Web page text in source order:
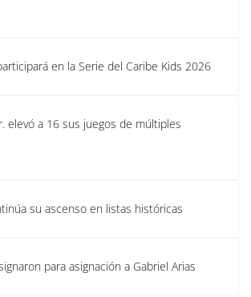
en la Serie del Caribe Kids 2026
elevó a 16 sus juegos de múltiples
su ascenso en listas históricas
para asignación a Gabriel Arias